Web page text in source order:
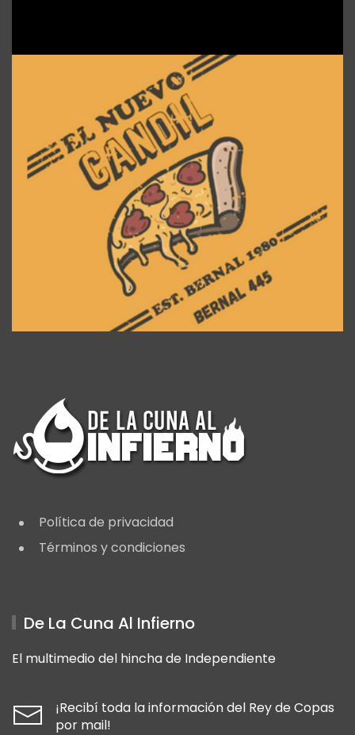
Política de privacidad
Términos y condiciones
De La Cuna Al Infierno
El multimedio del hincha de Independiente
¡Recibí toda la información del Rey de Copas
por mail!